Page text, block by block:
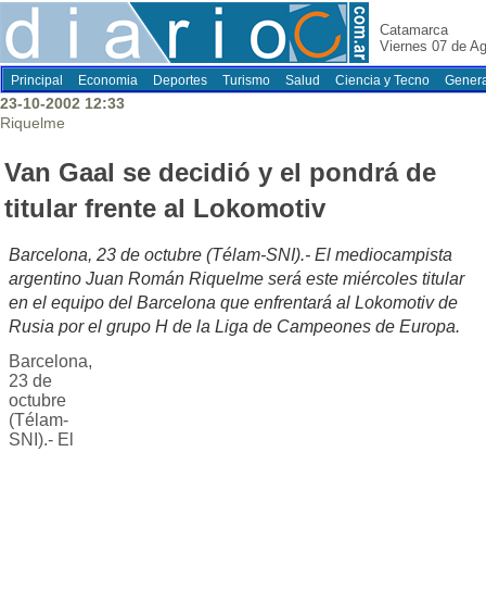
Catamarca
Viernes 07 de
Principal Economia Deportes Turismo Salud Ciencia y Tecno
23-10-2002 12:33
Riquelme
Van Gaal se decidió y el pondrá de
titular frente al Lokomotiv
Barcelona, 23 de octubre (Télam-SNI).- El mediocampista
argentino Juan Román Riquelme será este miércoles titular
en el equipo del Barcelona que enfrentará al Lokomotiv de
Rusia por el grupo H de la Liga de Campeones de Europa.
Barcelona,
23 de
octubre
(Télam-
SNI).- El